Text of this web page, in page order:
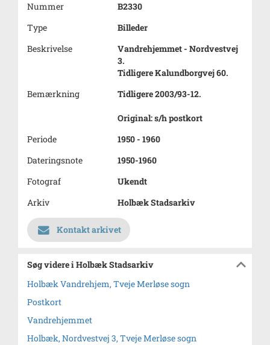
Nummer
B2330
Type
Billeder
Beskrivelse
Vandrehjemmet - Nordvestvej
3.
Tidligere Kalundborgvej 60.
Bemærkning
Tidligere 2003/93-12.
Original: s/h postkort
Periode
1950 - 1960
Dateringsnote
1950-1960
Fotograf
Ukendt
Arkiv
Holbæk Stadsarkiv
Kontakt arkivet
Søg videre i Holbæk Stadsarkiv
Holbæk Vandrehjem, Tveje Merløse sogn
Postkort
Vandrehjemmet
Holbæk, Nordvestvej 3, Tveje Merløse sogn